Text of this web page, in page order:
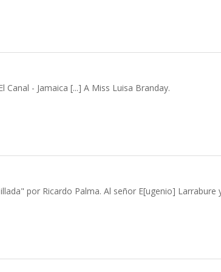
- Jamaica [...] A Miss Luisa Branday.
por Ricardo Palma. Al señor E[ugenio] Larrabure